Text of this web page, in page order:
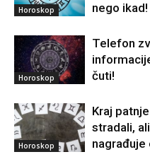
Horoskop
nego ikad!
Horoskop
Telefon
čuti!
Horoskop
Kraj
stradali,
nagrađuje